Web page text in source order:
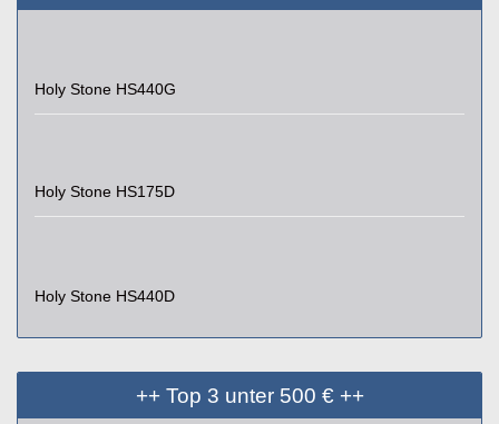
Holy Stone HS440G
Holy Stone HS175D
Holy Stone HS440D
++ Top 3 unter 500 € ++